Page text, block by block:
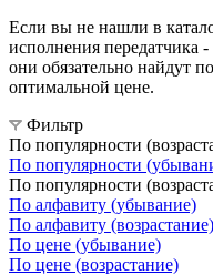
Если вы не нашли в
исполнения передатчика
они обязательно найдут
оптимальной цене.
Фильтр
По популярности
По популярности
По популярности
По алфавиту (убывание)
По алфавиту (возрастание)
По цене (убывание)
По цене (возрастание)